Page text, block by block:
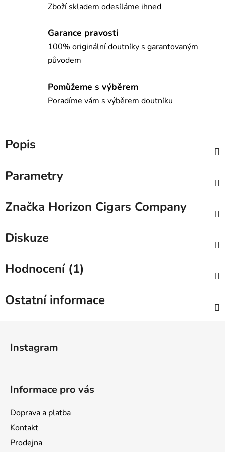
Zboží skladem odesíláme ihned
Garance pravosti
100% originální doutníky s garantovaným
původem
Pomůžeme s výběrem
Poradíme vám s výběrem doutníku
Popis
Parametry
Značka Horizon Cigars Company
Diskuze
Hodnocení (1)
Ostatní informace
Instagram
Informace pro vás
Doprava a platba
Kontakt
Prodejna